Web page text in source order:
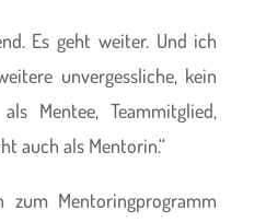
Es geht weiter. Und ich
unvergessliche, kein
Mentee, Teammitglied,
auch als Mentorin.“
zum Mentoringprogramm